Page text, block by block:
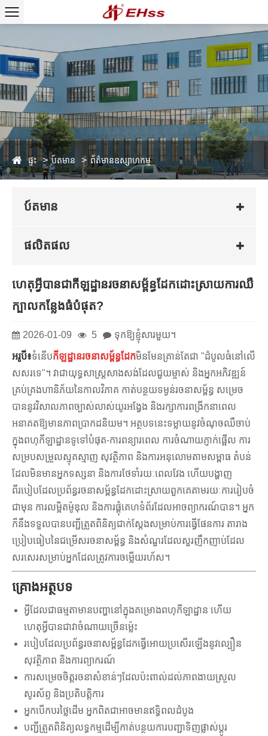
ផ្ទះ ប៍តមាន ព័ត៌មានឧស្សាហកម្ម
ប៍តមាន
ផលិតផល
ហេតុអ្វី​បាន​ជា​កីឡដ្ឋាន​រចនាសម្ព័ន្ធ​ដែក​ដោះស្រាយ​ការ​ឈឺ​
ក្បាល​កន្លែង​ធំ​បំផុត?
2026-01-09 5 ទុកឱ្យខ្ញុំសារមួយ។
អរូបី៖ទំនើបកីឡដ្ឋានរចនាសម្ព័ន្ធដែកមិន​មែន​គ្រាន់​តែ​ជា "ដំបូល​ធំ​នៅ​លើ​
សសរ​ទេ"។ វាជាយុទ្ធសាស្ត្រសាងសង់ដែលជួយម្ចាស់ និងអ្នកអភិវឌ្ឍន៍
គ្រប់គ្រងហានិភ័យនៃកាលវិភាគ កាត់បន្ថយទម្ងន់រចនាសម្ព័ន្ធ សម្រេច
បាននូវវិសាលភាពច្បាស់លាស់យូរអង្វែង និងរក្សាការពង្រីកនាពេល
អនាគតឱ្យមានភាពប្រាកដនិយម។ អត្ថបទនេះទម្លាយនូវចំណុចឈឺចាប់
ក្នុងពហុកីឡាដ្ឋានទូទៅបំផុត-ការពន្យារពេល ការចំណាយភ្ញាក់ផ្អើល ការ
សម្របសម្រួលស្មុគស្មាញ សុវត្ថិភាព និងការអនុលោមតាមសម្ពាធ តំបន់
ដែលមិនមានអ្នកទស្សនា និងការថែទាំរយៈពេលវែង ហើយបង្ហាញ
ពីរបៀបដែលប្រព័ន្ធរចនាសម្ព័ន្ធដែកដោះស្រាយពួកគេតាមរយៈការរៀបចំ
ជាមុន ការលម្អិតម៉ូឌុល និងការផ្គុំគេហទំព័រដែលអាចព្យាករណ៍បាន។ អ្នក
ក៏នឹងទទួលបានបញ្ជីត្រួតពិនិត្យជាក់ស្តែងសម្រាប់ការធ្វើផែនការ តារាង
ប្រៀបធៀបនៃជម្រើសរចនាសម្ព័ន្ធ និងសំណួរដែលសួរញឹកញាប់ដែល
សរសេរសម្រាប់អ្នកដែលត្រូវការចម្លើយរហ័ស។
គ្រោងអត្ថបទ
អ្វី​ដែល​ជា​ធម្មតា​មាន​បញ្ហា​នៅ​ក្នុង​គម្រោង​ពហុកីឡាដ្ឋាន ហើយ​
ហេតុ​អ្វី​បាន​ជា​វា​ចំណាយ​ច្រើន​ម្ល៉េះ
របៀបដែលប្រព័ន្ធរចនាសម្ព័ន្ធដែកធ្វើអោយប្រសើរឡើងនូវល្បឿន
សុវត្ថិភាព និងការព្យាករណ៍
ការសម្រេចចិត្តរចនាសំខាន់ៗដែលប៉ះពាល់ដល់ភាពងាយស្រួល
សូរស័ព្ទ និងប្រតិបត្តិការ
អ្នកបើកបរថ្លៃដើម អ្នកពិតជាអាចមានឥទ្ធិពលដំបូង
បញ្ជីត្រួតពិនិត្យលទ្ធកម្មដើម្បីកាត់បន្ថយការបញ្ជាទិញផ្លាស់ប្តូរ